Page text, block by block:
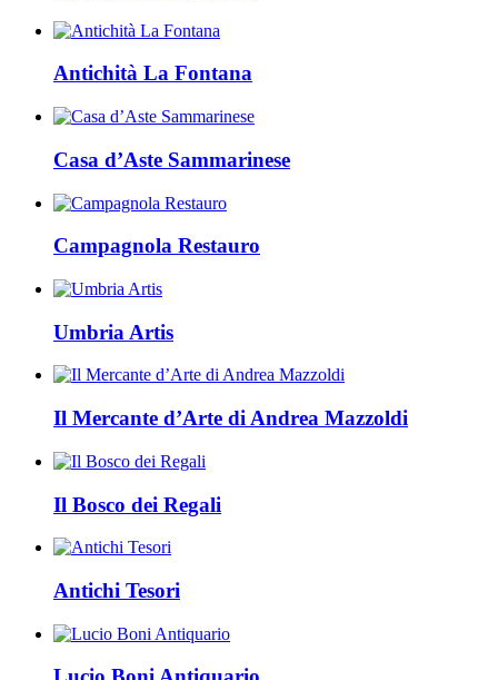
Antichità La Fontana
Casa d’Aste Sammarinese
Campagnola Restauro
Umbria Artis
Il Mercante d’Arte di Andrea Mazzoldi
Il Bosco dei Regali
Antichi Tesori